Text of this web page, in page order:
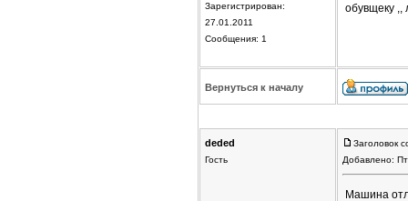
Зарегистрирован:
27.01.2011
Сообщения: 1
обувщеку ,,
Вернуться к началу
deded
Гость
Заголовок
Добавлено:
Машина